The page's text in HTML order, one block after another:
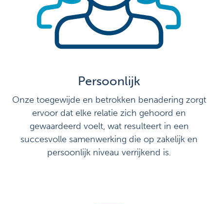
Persoonlijk
Onze toegewijde en betrokken benadering zorgt
ervoor dat elke relatie zich gehoord en
gewaardeerd voelt, wat resulteert in een
succesvolle samenwerking die op zakelijk en
persoonlijk niveau verrijkend is.